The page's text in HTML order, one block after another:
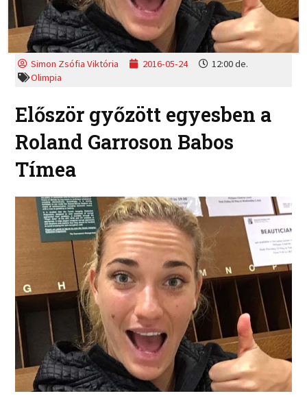
Simon Zsófia Viktória 2016-05-24
12:00 de.
Olimpia
Először győzött egyesben a
Roland Garroson Babos
Tímea